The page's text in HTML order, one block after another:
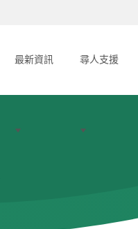
最新資訊 尋人支援